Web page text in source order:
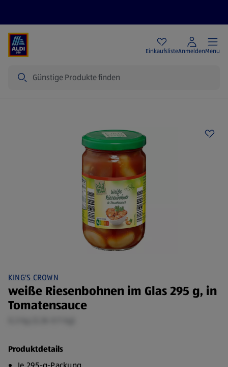
EinkaufslisteAnmeldenMenu
KING'S CROWN
weiße Riesenbohnen im Glas 295 g, in
Tomatensauce
Produktdetails